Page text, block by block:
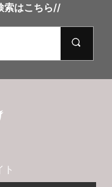
索はこちら//
ト